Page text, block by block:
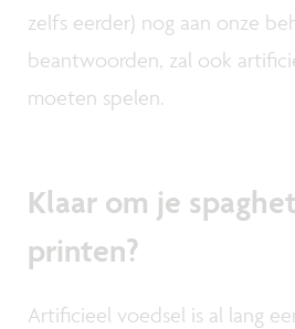
zelfs eerder) nog aan onze
beantwoorden, zal ook
moeten spelen.
Klaar om je
printen?
Artificieel voedsel is al lang